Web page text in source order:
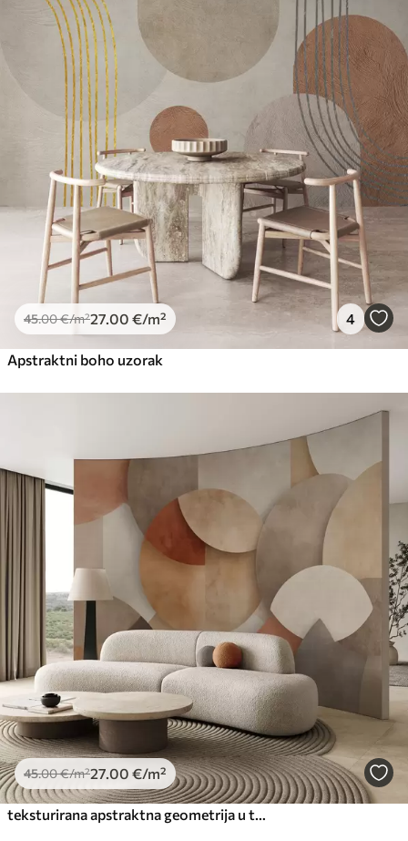
45.00€/m²27 .00 €/m² 4
Apstraktni boho uzorak
45.00€/m²27 .00 €/m²